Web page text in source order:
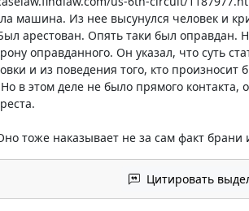
машина. Из нее высунулся человек и
арестован. Опять таки был оправдан.
оправданного. Он указал, что суть
и из поведения того, кто произносит
в этом деле не было прямого контакта,
тоже наказывает не за сам факт брани
Цитировать